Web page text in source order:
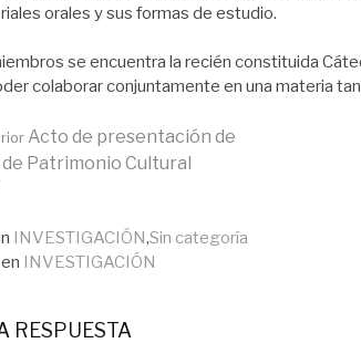
orales y sus formas de estudio.
se encuentra la recién constituida
colaborar conjuntamente en una materia
Acto de presentación de
Patrimonio Cultural
INVESTIGACIÓN,Sin categoría
INVESTIGACIÓN
RESPUESTA